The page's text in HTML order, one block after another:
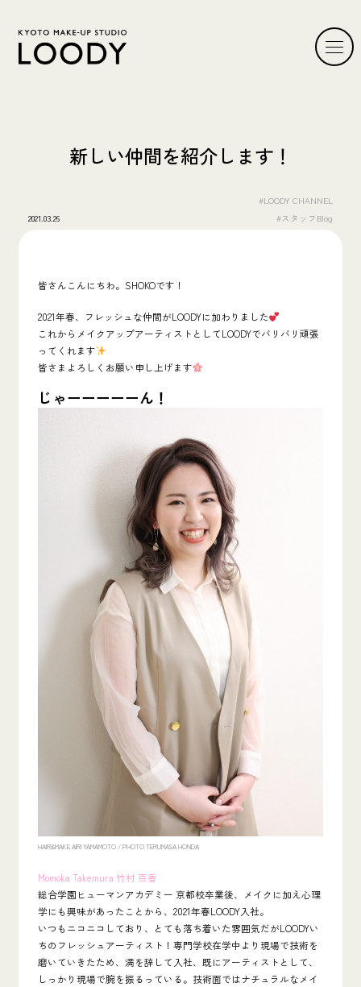
新しい仲間を紹介します！
2021.03.26
#LOODY CHANNEL
#スタッフBlog
皆さんこんにちわ。SHOKOです！
2021年春、フレッシュな仲間がLOODYに加わりました
これからメイクアップアーティストとしてLOODYでバリバリ頑張
ってくれます
皆さまよろしくお願い申し上げます
じゃーーーーーん！
HAIR&MAKE AIRI YAMAMOTO /PHOTO TERUMASA HONDA
Momoka Takemura 竹村 百香
総合学園ヒューマンアカデミー 京都校卒業後、メイクに加え心理
学にも興味があったことから、2021年春LOODY入社。
いつもニコニコしており、とても落ち着いた雰囲気だがLOODYい
ちのフレッシュアーティスト！専門学校在学中より現場で技術を
磨いていきたため、満を辞して入社、既にアーティストとして、
しっかり現場で腕を振るっている。技術面ではナチュラルなメイ